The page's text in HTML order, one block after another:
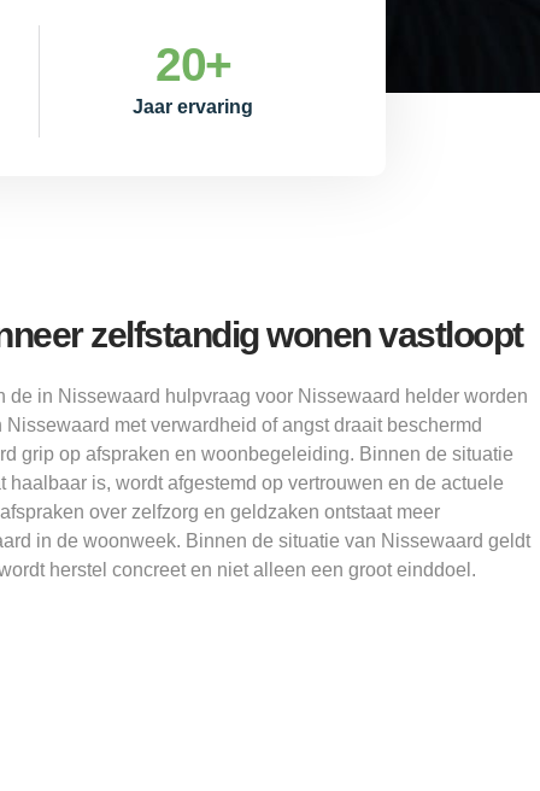
Jaar ervaring
20+
zelfstandig wonen vastloopt
de in Nissewaard hulpvraag voor Nissewaard helder worden
met verwardheid of angst draait beschermd
grip op afspraken en woonbegeleiding. Binnen de situatie
haalbaar is, wordt afgestemd op vertrouwen en de actuele
over zelfzorg en geldzaken ontstaat meer
in de woonweek. Binnen de situatie van Nissewaard geldt
herstel concreet en niet alleen een groot einddoel.